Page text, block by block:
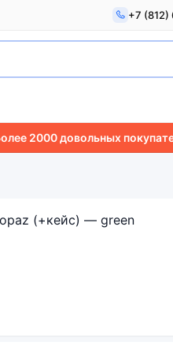
+7
довольных покупателей